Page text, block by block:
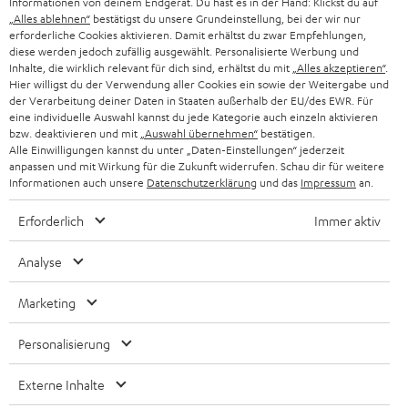
BLUETOOTH-LAUTSPRECHER
KOPFHÖRER
BLUETOOTH-KOPFHÖRER
STEREOANLAGEN
LAUTSPRECHER
ULTIMA-SERIE
IN-EAR-KOPFHÖRER
FANSHOP
NEUHEITEN
PARTNERPROGRAMM
BLOG
NEWSLETTER
STORES
DEINE VORTEILE BEI TEUFEL
UNSER MANAGEMENT
NACHHALTIGKEIT
UNSERE WERTE
BILDUNGSRABATT
SCHWEIZ
NIEDERLANDE
BELGIEN
FRANKREICH
POLEN
SPANIEN
ITALIEN
Technische Änderungen, Tippfehler und Irrtum vorbehalten. Das auf unseren
Fotos abgebildete Zubehör ist nicht im Lieferumfang enthalten. Etwaige
Entsorgungsgebühren für Batterien sind im Preis inbegriffen.
„Alles ablehnen“ bestätigst du unsere Grundeinstellung, bei der wir nur
erforderliche Cookies aktivieren. Damit erhältst du zwar Empfehlungen,
diese werden jedoch zufällig ausgewählt. Personalisierte Werbung und
Inhalte, die wirklich relevant für dich sind, erhältst du mit „Alles akzeptieren“.
Hier willigst du der Verwendung aller Cookies ein sowie der Weitergabe und
der Verarbeitung deiner Daten in Staaten außerhalb der EU/des EWR. Für
eine individuelle Auswahl kannst du jede Kategorie auch einzeln aktivieren
bzw. deaktivieren und mit „Auswahl übernehmen“ bestätigen.
Alle Einwilligungen kannst du unter „Daten-Einstellungen“ jederzeit
anpassen und mit Wirkung für die Zukunft widerrufen. Schau dir für weitere
Informationen auch unsere Datenschutzerklärung und das Impressum an.
Erforderlich Immer aktiv
Analyse
Marketing
Personalisierung
Externe Inhalte